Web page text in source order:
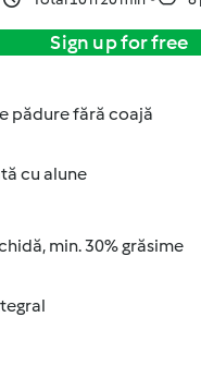
Sign up for free
pădure fără coajă
cu alune
min. 30% grăsime